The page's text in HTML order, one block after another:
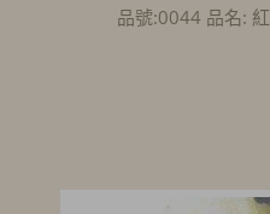
品號:0044 品名: